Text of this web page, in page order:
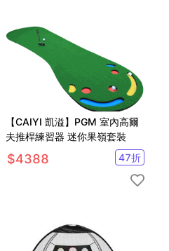
【CAIYI 凱溢】PGM 室內高爾
夫推桿練習器 迷你果嶺套裝
$4388 47折